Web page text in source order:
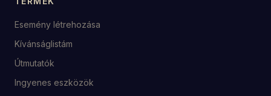
Esemény létrehozása
Kívánságlistám
Útmutatók
Ingyenes eszközök